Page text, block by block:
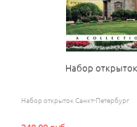
Набор
Набор открыток Санкт-Петербург